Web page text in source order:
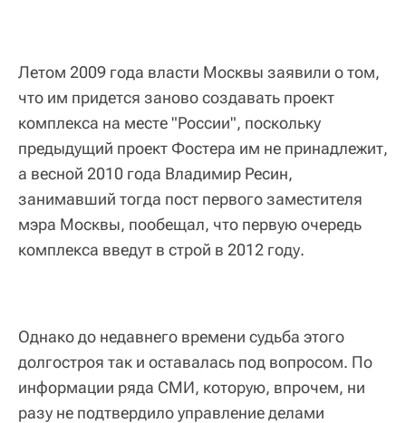
Летом 2009 года власти Москвы заявили о том,
что им придется заново создавать проект
комплекса на месте "России", поскольку
предыдущий проект Фостера им не принадлежит,
а весной 2010 года Владимир Ресин,
занимавший тогда пост первого заместителя
мэра Москвы, пообещал, что первую очередь
комплекса введут в строй в 2012 году.
Однако до недавнего времени судьба этого
долгостроя так и оставалась под вопросом. По
информации ряда СМИ, которую, впрочем, ни
разу не подтвердило управление делами